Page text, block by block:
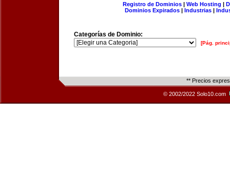
Registro de Dominios| Web Hosting |
Dominios Expirados | Industrias |
Categorías de Dominio:
[Pág.
** Precios
© 2002/2022 Solo10.com